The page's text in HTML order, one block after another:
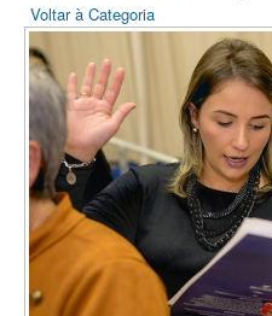
Voltar à Categoria